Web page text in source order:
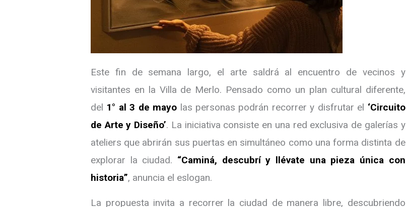
Este fin de semana largo, el arte saldrá al encuentro de vecinos y
visitantes en la Villa de Merlo. Pensado como un plan cultural diferente,
del 1° al 3 de mayo las personas podrán recorrer y disfrutar el ‘Circuito
de Arte y Diseño’. La iniciativa consiste en una red exclusiva de galerías y
ateliers que abrirán sus puertas en simultáneo como una forma distinta de
explorar la ciudad. “Caminá, descubrí y llévate una pieza única con
historia”, anuncia el eslogan.
La propuesta invita a recorrer la ciudad de manera libre, descubriendo